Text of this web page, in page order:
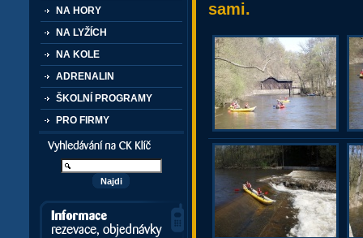
NA HORY
NA LYŽÍCH
NA KOLE
ADRENALIN
ŠKOLNÍ PROGRAMY
PRO FIRMY
Vyhledávání kurzů a akcí
Informace, rezervace,
objedávky
sami.